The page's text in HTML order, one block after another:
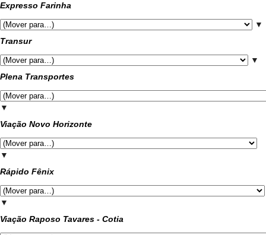
Expresso Farinha
▼
Transur
▼
Plena Transportes
▼
Viação Novo Horizonte
▼
Rápido Fênix
▼
Viação Raposo Tavares - Cotia